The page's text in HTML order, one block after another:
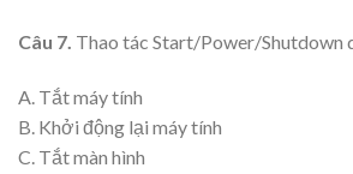
Câu 7. Thao tác Start/Power/Shutdown
A. Tắt máy tính
B. Khởi động lại máy tính
C. Tắt màn hình